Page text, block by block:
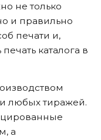
не только
и правильно
печати и,
каталога в
любых тиражей.
а